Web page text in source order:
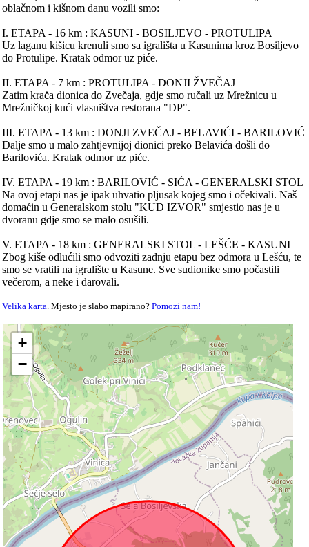
oblačnom i kišnom danu vozili smo:
I. ETAPA - 16 km : KASUNI - BOSILJEVO - PROTULIPA
Uz laganu kišicu krenuli smo sa igrališta u Kasunima kroz Bosiljevo
do Protulipe. Kratak odmor uz piće.
II. ETAPA - 7 km : PROTULIPA - DONJI ŽVEČAJ
Zatim krača dionica do Zvečaja, gdje smo ručali uz Mrežnicu u
Mrežničkoj kući vlasništva restorana "DP".
III. ETAPA - 13 km : DONJI ZVEČAJ - BELAVIĆI - BARILOVIĆ
Dalje smo u malo zahtjevnijoj dionici preko Belavića došli do
Barilovića. Kratak odmor uz piće.
IV. ETAPA - 19 km : BARILOVIĆ - SIĆA - GENERALSKI STOL
Na ovoj etapi nas je ipak uhvatio pljusak kojeg smo i očekivali. Naš
domaćin u Generalskom stolu "KUD IZVOR" smjestio nas je u
dvoranu gdje smo se malo osušili.
V. ETAPA - 18 km : GENERALSKI STOL - LEŠĆE - KASUNI
Zbog kiše odlućili smo odvoziti zadnju etapu bez odmora u Lešću, te
smo se vratili na igralište u Kasune. Sve sudionike smo počastili
večerom, a neke i darovali.
Velika karta. Mjesto je slabo mapirano?Pomozi nam!
+
−